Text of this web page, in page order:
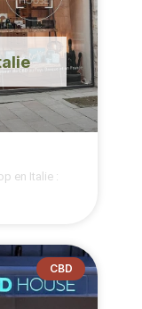
en Italie :
CBD